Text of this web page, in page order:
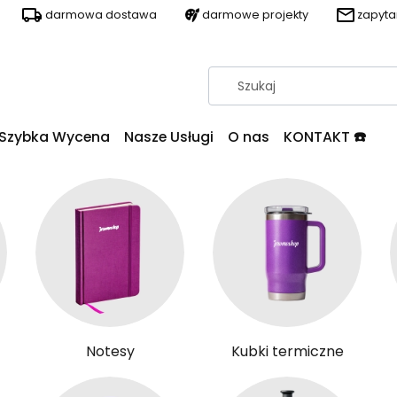
darmowa dostawa darmowe projekty
Wycena Nasze Usługi O nas KONTAKT ☎️
Notesy Kubki termiczne